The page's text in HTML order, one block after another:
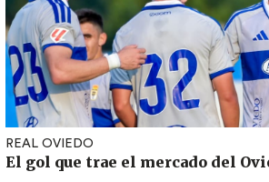
REAL OVIEDO
El gol que trae el mercado del